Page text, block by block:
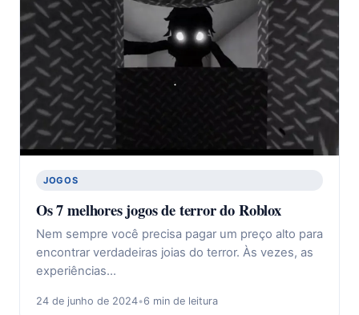
JOGOS
Os 7 melhores jogos de terror do Roblox
Nem sempre você precisa pagar um preço alto para
encontrar verdadeiras joias do terror. Às vezes, as
experiências…
24 de junho de 2024•6 min de leitura